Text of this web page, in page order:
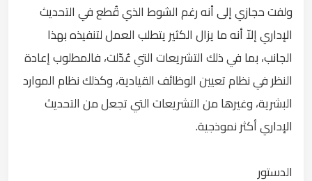
ولفت حجازي إلى أنه رغم الشوط الذي قُطع في التحديث
الإداري إلاّ أنه ما يزال الكثير يتطلب العمل لتنفيذه بهذا
الجانب، بما في ذلك التشريعات التي عُدّلت، فالمطلوب إعادة
النظر في نظام تعيين الوظائف القيادية، وكذلك نظام الموارد
البشرية، وغيرها من التشريعات التي تجعل من التحديث
الإداري أكثر نموذجية.
الدستور